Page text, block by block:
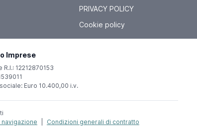
PRIVACY POLICY
Cookie policy
Imprese
R.I.: 12212870153
Euro 10.400,00 i.v.
Condizioni generali di contratto